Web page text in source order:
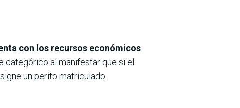
con los recursos económicos
categórico al manifestar que si el
un perito matriculado.